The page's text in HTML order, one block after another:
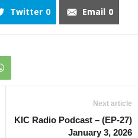
Twitter 0 Email 0
Next article
KIC Radio Podcast – (EP-27)
January 3, 2026